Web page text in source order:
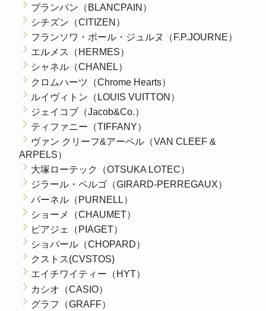
ブランパン（BLANCPAIN）
シチズン（CITIZEN）
フランソワ・ポール・ジュルヌ（F.P.JOURNE）
エルメス（HERMES）
シャネル（CHANEL）
クロムハーツ（Chrome Hearts）
ルイヴィトン（LOUIS VUITTON）
ジェイコブ（Jacob&Co.）
ティファニー（TIFFANY）
ヴァン クリーフ&アーペル（VAN CLEEF &
ARPELS）
大塚ローテック（OTSUKA LOTEC）
ジラール・ペルゴ（GIRARD-PERREGAUX）
パーネル（PURNELL）
ショーメ（CHAUMET）
ピアジェ（PIAGET）
ショパール（CHOPARD）
クストス(CVSTOS)
エイチワイティー（HYT）
カシオ（CASIO）
グラフ（GRAFF）